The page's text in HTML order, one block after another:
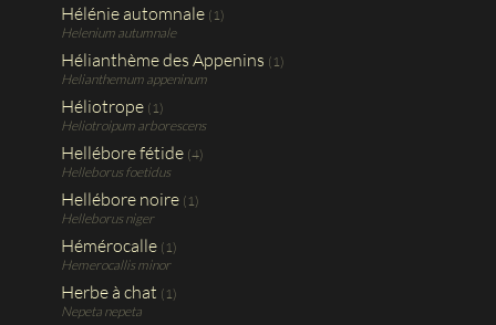
Hélénie automnale (1)
Helenium autumnale
Hélianthème des Appenins (1)
Helianthemum appeninum
Héliotrope (1)
Heliotroipum arborescens
Hellébore fétide (4)
Helleborus foetidus
Hellébore noire (1)
Helleborus niger
Hémérocalle (1)
Hemerocallis minor
Herbe à chat (1)
Nepeta nepeta